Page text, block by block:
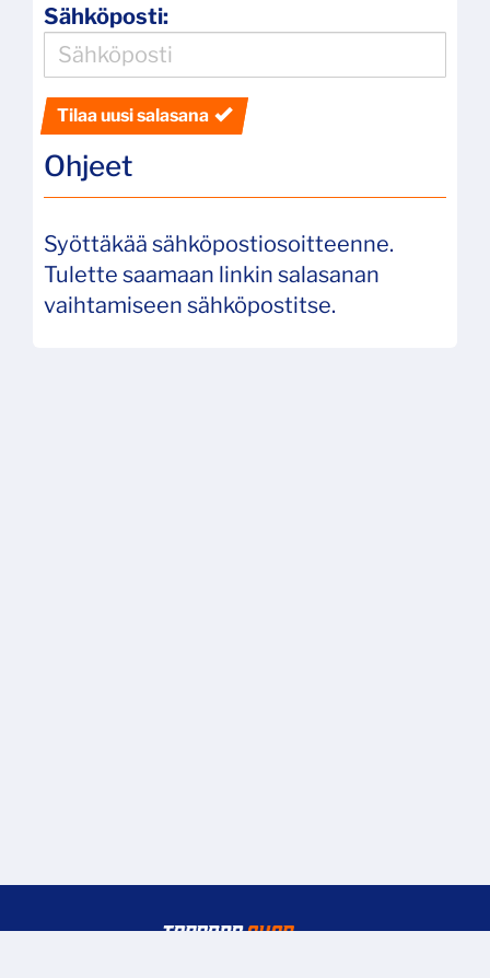
Sähköposti:
Tilaa uusi salasana
Ohjeet
Syöttäkää sähköpostiosoitteenne.
Tulette saamaan linkin salasanan
vaihtamiseen sähköpostitse.